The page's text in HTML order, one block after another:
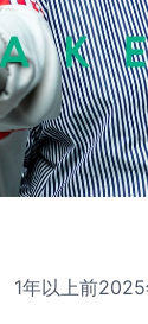
1年以上前